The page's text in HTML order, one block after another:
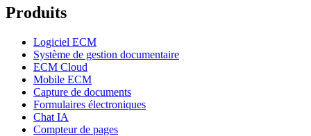
Produits
Logiciel ECM
Système de gestion documentaire
ECM Cloud
Mobile ECM
Capture de documents
Formulaires électroniques
Chat IA
Compteur de pages